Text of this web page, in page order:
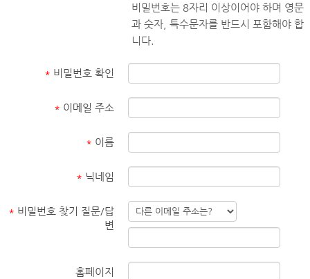
비밀번호는 8자리 이상이어야 하며 영문
과 숫자, 특수문자를 반드시 포함해야 합
니다.
* 비밀번호 확인
* 이메일 주소
* 이름
* 닉네임
* 비밀번호 찾기 질문/답
변
홈페이지